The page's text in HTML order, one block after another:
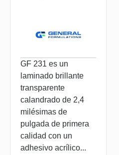
GF 231 es un
laminado brillante
transparente
calandrado de 2,4
milésimas de
pulgada de primera
calidad con un
adhesivo acrílico...